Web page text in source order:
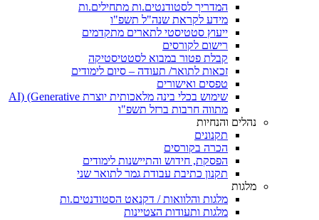
המדריך לסטודנטים.ות מתחילים.ות
מידע לקראת שנה"ל תשפ"ו
ייעוץ סטטיסטי לתארים מתקדמים
רישום לקורסים
קבלת פטור במבוא לסטטיסטיקה
זכאות לתואר/ תעודה – סיום לימודים
טפסים ואישורים
שימוש בכלי בינה מלאכותית יוצרת AI) (Generative
מתווה חרבות ברזל תשפ"ו
נהלים והנחיות
תקנונים
הכרה בקורסים
הפסקת, חידוש והתיישנות לימודים
תקנון כתיבת עבודת גמר לתואר שני
מלגות
מלגות והלוואות / דקנאט הסטודנטים.ות
מלגות ותעודות הצטיינות